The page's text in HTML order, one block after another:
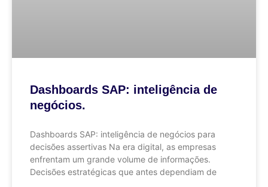
Dashboards SAP: inteligência de
negócios.
Dashboards SAP: inteligência de negócios para
decisões assertivas Na era digital, as empresas
enfrentam um grande volume de informações.
Decisões estratégicas que antes dependiam de